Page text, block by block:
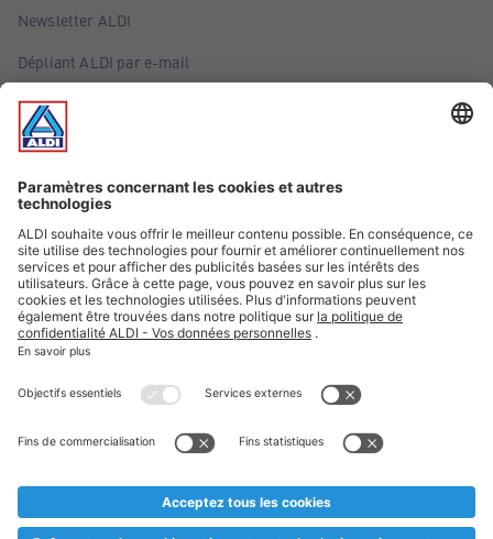
Newsletter ALDI
Dépliant ALDI par e-mail
Offres
Infos essentielles
Suivez ALDI Belgique
Textes marqués d'un astérisque et mentions légales
* Nous vendons ces articles temporairement et jusqu'à
au cas où, malgré le planning bien étudié, nous serions
prématurément en rupture de stock. Prix Recupel et TVA incl.
** Sur ce site, l’utilisation de la forme masculine a été adoptée